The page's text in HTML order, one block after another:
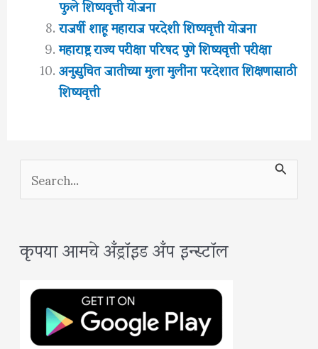
राजर्षी शाहू महाराज परदेशी शिष्यवृत्ती योजना
महाराष्ट्र राज्य परीक्षा परिषद पुणे शिष्यवृत्ती परीक्षा
अनुसुचित जातीच्या मुला मुलींना परदेशात शिक्षणासाठी
शिष्यवृत्ती
S
e
r
c
कृपया आमचे अँड्रॉइड अँप इन्स्टॉल